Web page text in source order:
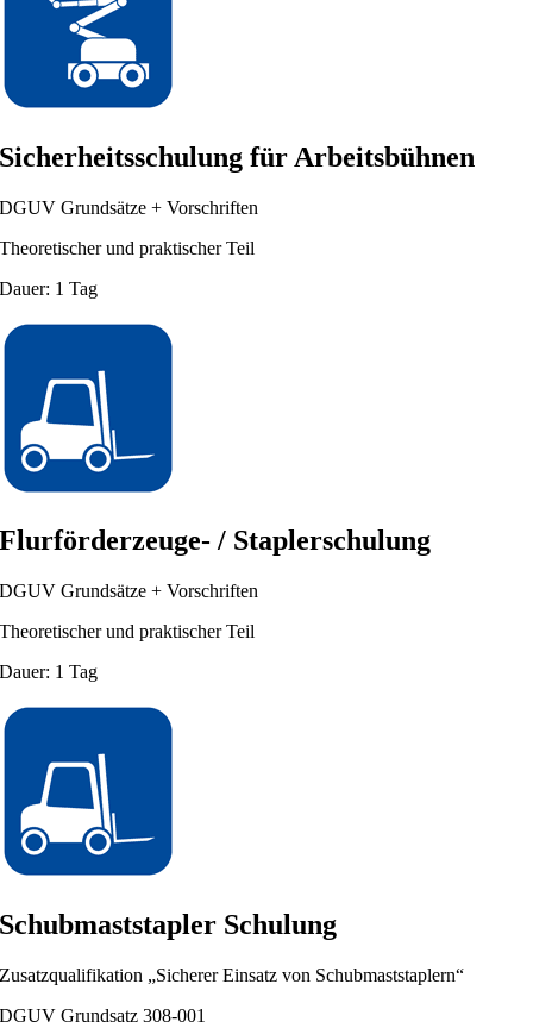
Sicherheitsschulung für Arbeitsbühnen
DGUV Grundsätze + Vorschriften
Theoretischer und praktischer Teil
Dauer: 1 Tag
Flurförderzeuge- / Staplerschulung
DGUV Grundsätze + Vorschriften
Theoretischer und praktischer Teil
Dauer: 1 Tag
Schubmaststapler Schulung
Zusatzqualifikation „Sicherer Einsatz von Schubmaststaplern“
DGUV Grundsatz 308-001